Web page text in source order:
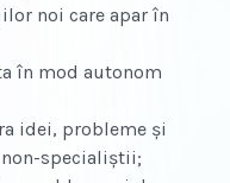
noi care apar în
în mod autonom
idei, probleme şi
specialiştii;